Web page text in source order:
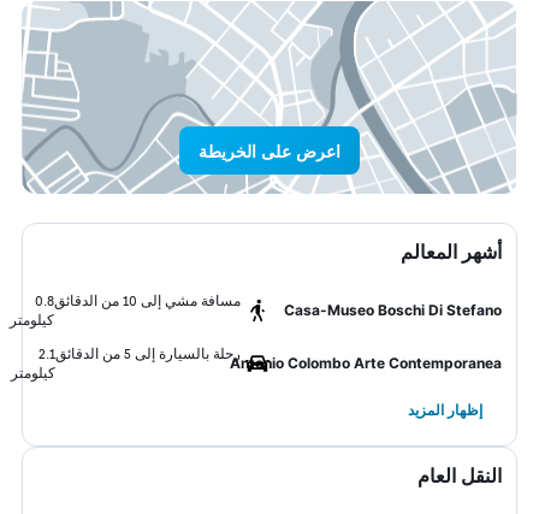
اعرض على الخريطة
أشهر المعالم
Casa-Museo Boschi Di Stefano
مسافة مشي إلى 10 من الدقائق
0.8
كيلومتر
Antonio Colombo Arte Contemporanea
رحلة بالسيارة إلى 5 من الدقائق
2.1
كيلومتر
إظهار المزيد
النقل العام